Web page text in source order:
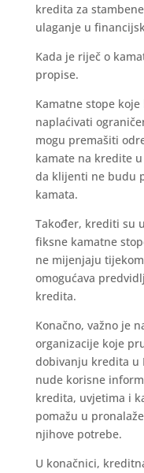
kredita za
ulaganje u
Kada je riječ o
propise.
Kamatne stope
naplaćivati
mogu premašiti
kamate na kredite
da klijenti ne budu
kamata.
Također, krediti su
fiksne kamatne
ne mijenjaju
omogućava
kredita.
Konačno, važno je
organizacije koje
dobivanju kredita u
nude korisne
kredita, uvjetima i
pomažu u
njihove potrebe.
U konačnici,